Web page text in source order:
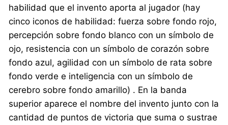
habilidad que el invento aporta al jugador (hay
cinco iconos de habilidad: fuerza sobre fondo rojo,
percepción sobre fondo blanco con un símbolo de
ojo, resistencia con un símbolo de corazón sobre
fondo azul, agilidad con un símbolo de rata sobre
fondo verde e inteligencia con un símbolo de
cerebro sobre fondo amarillo) . En la banda
superior aparece el nombre del invento junto con la
cantidad de puntos de victoria que suma o sustrae